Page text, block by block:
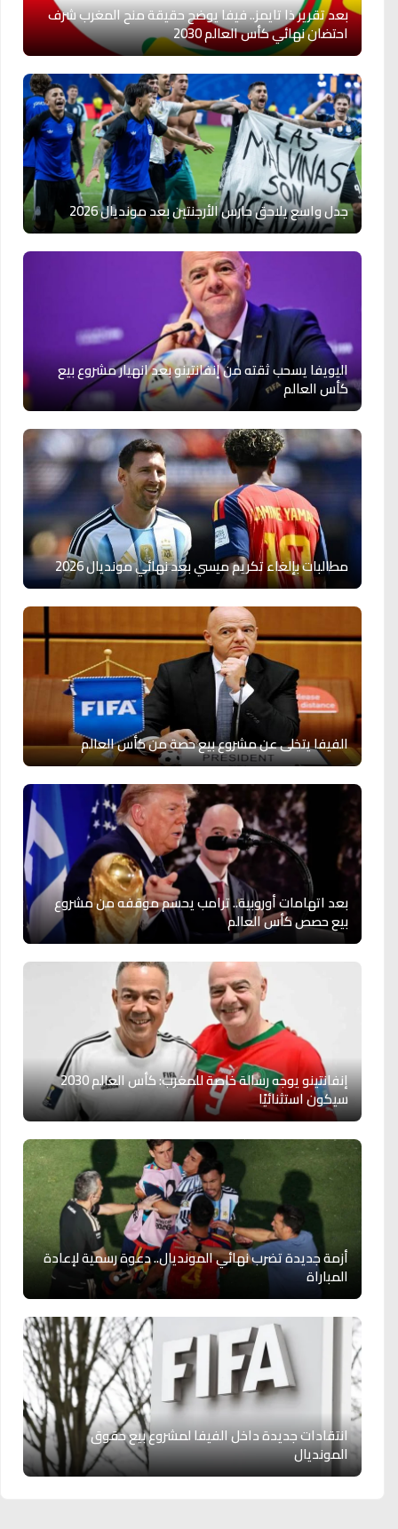
بعد تقرير ذا تايمز.. فيفا يوضح حقيقة منح المغرب شرف
احتضان نهائي كأس العالم 2030
جدل واسع يلاحق حارس الأرجنتين بعد مونديال 2026
اليويفا يسحب ثقته من إنفانتينو بعد انهيار مشروع بيع
كأس العالم
مطالبات بإلغاء تكريم ميسي بعد نهائي مونديال 2026
الفيفا يتخلى عن مشروع بيع حصة من كأس العالم
بعد اتهامات أوروبية.. ترامب يحسم موقفه من مشروع
بيع حصص كأس العالم
إنفانتينو يوجه رسالة خاصة للمغرب: كأس العالم 2030
سيكون استثنائيًا
أزمة جديدة تضرب نهائي المونديال.. دعوة رسمية لإعادة
المباراة
انتقادات جديدة داخل الفيفا لمشروع بيع حقوق
المونديال